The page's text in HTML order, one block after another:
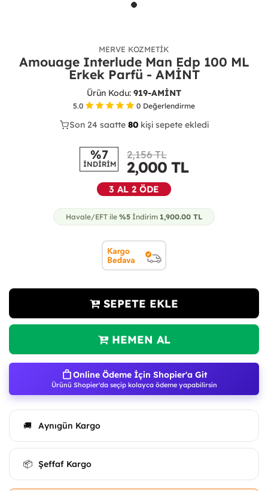
MERVE KOZMETIK
Amouage Interlude Man Edp 100 ML
Erkek Parfü - AMİNT
Ürün Kodu: 919-AMİNT
5.0 0 Değerlendirme
40
Son 24 saatte 80kişi sepete ekledi
21
%7
İNDİRİM
2,156 TL
2,000 TL
3 AL 2 ÖDE
Havale/EFT ile %5 İndirim 1,900.00 TL
SEPETE EKLE
HEMEN AL
Online Ödeme İçin Shopier'a Git
Ürünü Shopier'da seçip kolayca ödeme yapabilirsin
🚚 Aynıgün Kargo
📦 Şeffaf Kargo